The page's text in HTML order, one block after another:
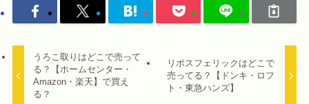
うろこ取りはどこで売って
る？【ホームセンター・
Amazon・楽天】で買え
る？
リポスフェリックはどこで
売ってる？【ドンキ・ロフ
ト・東急ハンズ】